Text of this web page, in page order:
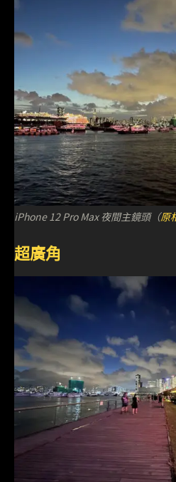
iPhone 12 Pro Max 夜間主鏡頭（原
超廣角